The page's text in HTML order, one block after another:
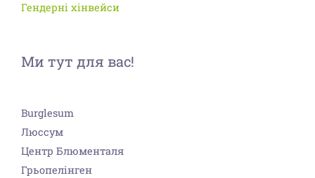
Гендерні хінвейси
Ми тут для вас!
Burglesum
Люссум
Центр Блюменталя
Грьопелінген